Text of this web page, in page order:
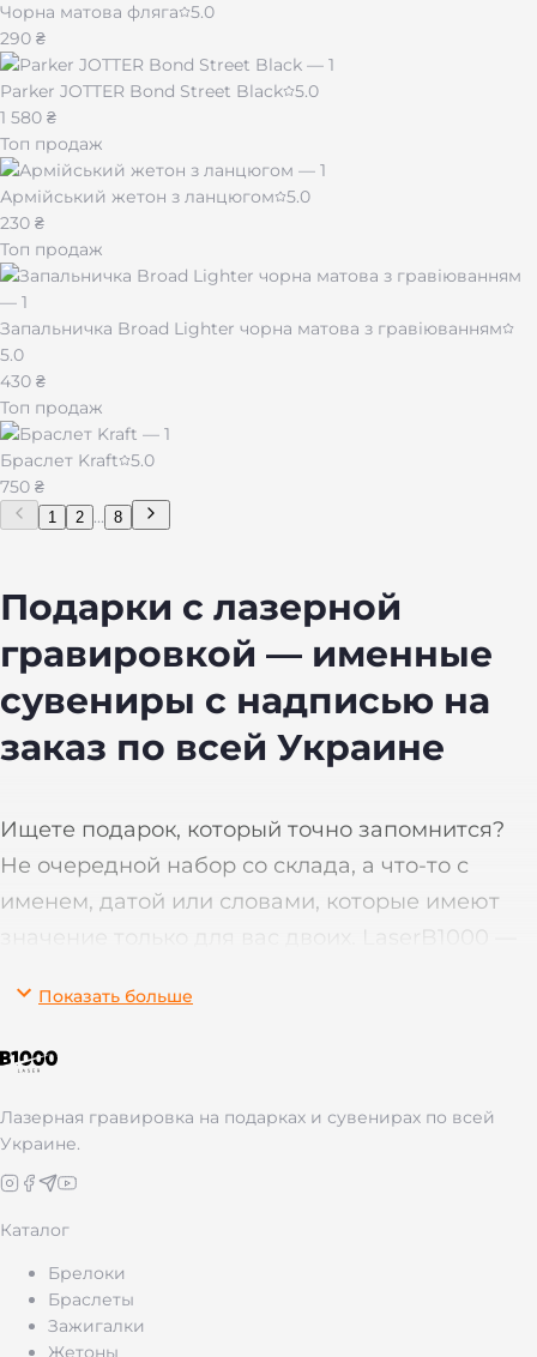
Чорна матова фляга
5.0
290 ₴
Parker JOTTER Bond Street Black 5.0
1 580 ₴
Топ продаж
Армійський жетон з ланцюгом
5.0
230 ₴
Топ продаж
Запальничка Broad Lighter чорна матова з гравіюванням
5.0
430 ₴
Топ продаж
Браслет Kraft
5.0
750 ₴
1 2 ... 8
Подарки с лазерной
гравировкой — именные
сувениры с надписью на
заказ по всей Украине
Ищете подарок, который точно запомнится?
Не очередной набор со склада, а что-то с
именем, датой или словами, которые имеют
значение только для вас двоих. LaserB1000 —
гравировкой на металле и коже. Брелки,
фляги, жетоны, зажигалки, ножи, термосы —
любая вещь становится особенной, когда на
ней появляется ваша надпись.
6 лет на рынке. Более 21 000 клиентов по всей
отделение «Розетки». Заказывайте онлайн —
забирайте там, где вам удобно.
Показать больше
Лазерная гравировка на подарках и сувенирах по всей
Украине.
Каталог
Брелоки
Браслеты
Зажигалки
Жетоны